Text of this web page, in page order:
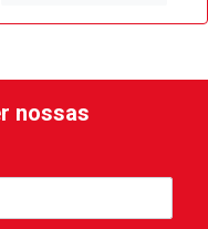
nossas